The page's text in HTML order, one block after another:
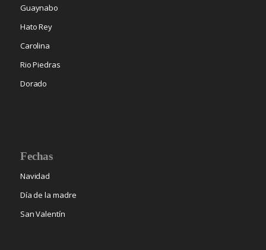
Guaynabo
Hato Rey
Carolina
Rio Piedras
Dorado
Fechas
Navidad
Día de la madre
San Valentín